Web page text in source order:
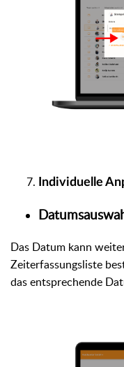
Individuelle
Das Datum kann
Zeiterfassungsliste
das entsprechende